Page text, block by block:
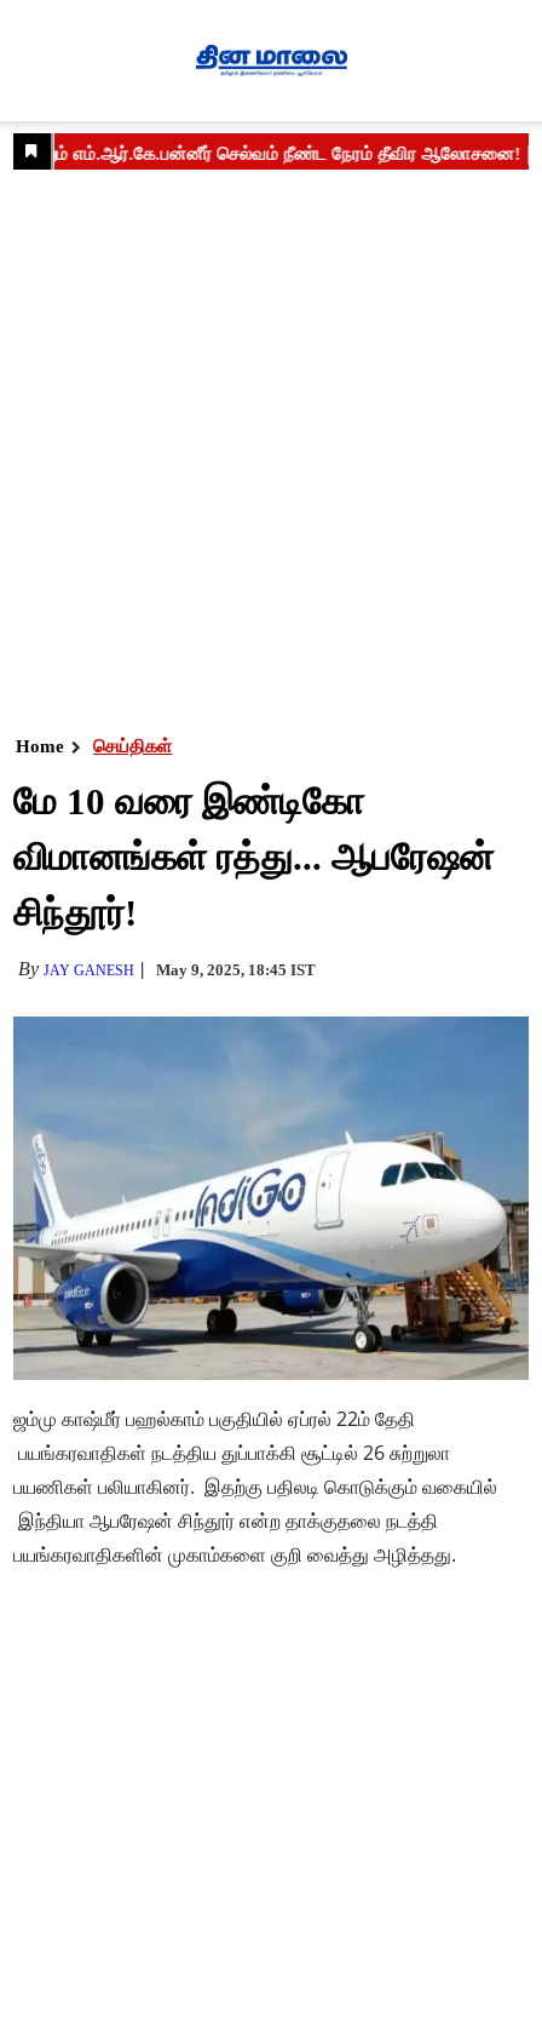
Home செய்திகள்
மே 10 வரை இண்டிகோ
விமானங்கள் ரத்து... ஆபரேஷன்
சிந்தூர்!
ByJAY GANESH May 9, 2025, 18:45 IST
ஜம்மு காஷ்மீர் பஹல்காம் பகுதியில் ஏப்ரல் 22ம் தேதி
பயங்கரவாதிகள் நடத்திய துப்பாக்கி சூட்டில் 26 சுற்றுலா
பயணிகள் பலியாகினர். இதற்கு பதிலடி கொடுக்கும் வகையில்
இந்தியா ஆபரேஷன் சிந்தூர் என்ற தாக்குதலை நடத்தி
பயங்கரவாதிகளின் முகாம்களை குறி வைத்து அழித்தது.